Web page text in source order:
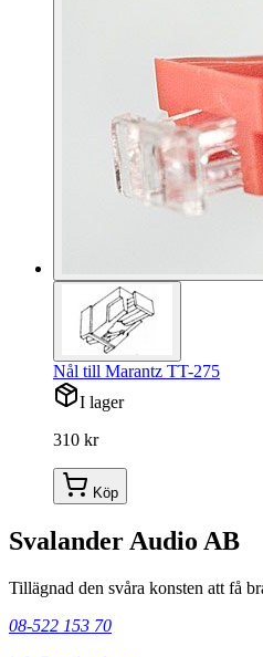
Nål till Marantz TT-275
I lager
310 kr
Köp
Svalander Audio AB
Tillägnad den svåra konsten att få
08-522 153 70